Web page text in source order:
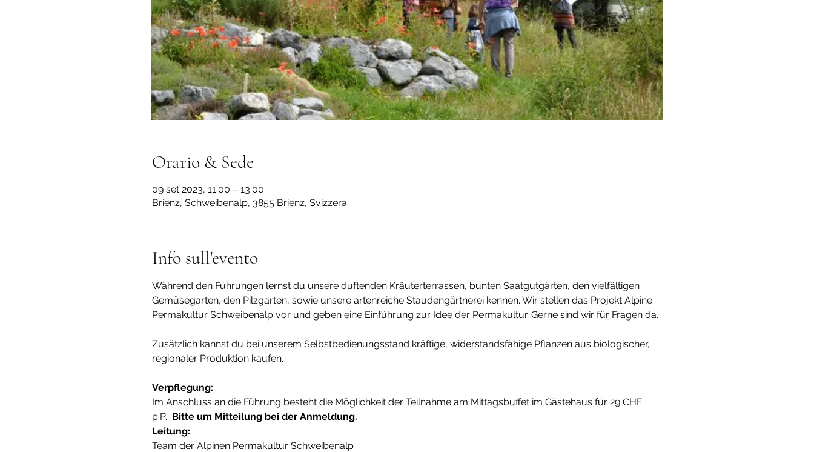
Orario & Sede
09 set 2023, 11:00 – 13:00
Brienz, Schweibenalp, 3855 Brienz, Svizzera
Info sull'evento
Während den Führungen lernst du unsere duftenden Kräuterterrassen, bunten Saatgutgärten, den vielfältigen
Gemüsegarten, den Pilzgarten, sowie unsere artenreiche Staudengärtnerei kennen. Wir stellen das Projekt Alpine
Permakultur Schweibenalp vor und geben eine Einführung zur Idee der Permakultur. Gerne sind wir für Fragen da.
Zusätzlich kannst du bei unserem Selbstbedienungsstand kräftige, widerstandsfähige Pflanzen aus biologischer,
regionaler Produktion kaufen.
Verpflegung:
Im Anschluss an die Führung besteht die Möglichkeit der Teilnahme am Mittagsbuffet im Gästehaus für 29 CHF
p.P. Bitte um Mitteilung bei der Anmeldung.
Leitung:
Team der Alpinen Permakultur Schweibenalp